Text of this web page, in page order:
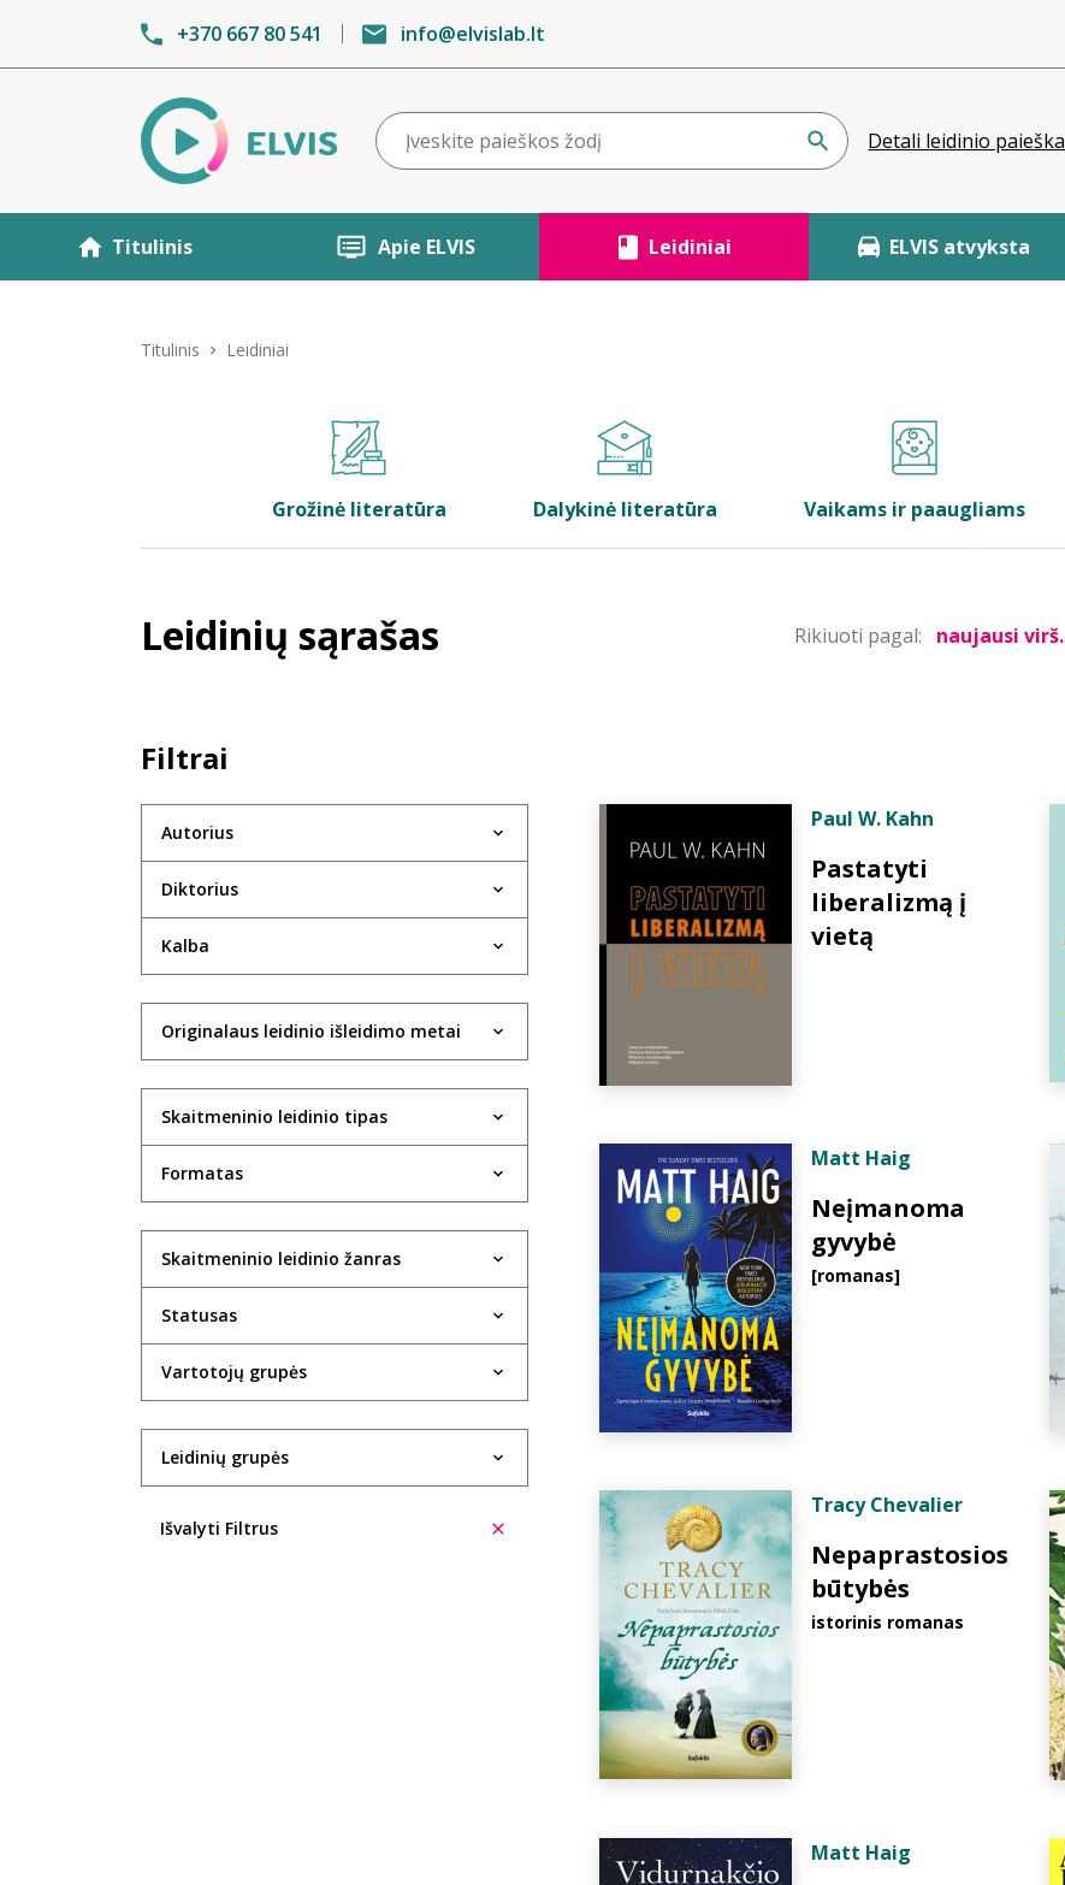
+370 667 80 541 info@elvislab.lt
Detali leidinio paieška
Titulinis Apie ELVIS Leidiniai ELVIS atvyksta
Titulinis Leidiniai
Grožinė literatūra Dalykinė literatūra Vaikams ir paaugliams
Leidinių sąrašas Rikiuoti pagal:
Filtrai
Autorius
Diktorius
Kalba
Originalaus leidinio išleidimo metai
Skaitmeninio leidinio tipas
Formatas
Skaitmeninio leidinio žanras
Statusas
Vartotojų grupės
Leidinių grupės
Išvalyti Filtrus
Paul W. Kahn
Pastatyti
liberalizmą į
vietą
Matt Haig
Neįmanoma
gyvybė
[romanas]
Tracy Chevalier
Nepaprastosios
būtybės
istorinis romanas
Matt Haig